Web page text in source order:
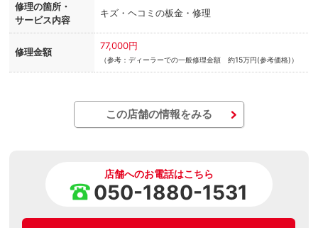
修理の箇所・
サービス内容
キズ・ヘコミの板金・修理
修理金額
77,000円
（参考：ディーラーでの一般修理金額 約15万円(参考価格)）
この店舗の情報をみる
店舗へのお電話はこちら
050-1880-1531